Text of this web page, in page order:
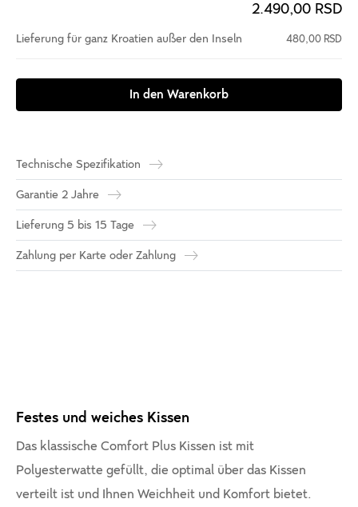
2.490,00 RSD
Lieferung für ganz Kroatien außer den Inseln 480,00 RSD
In den Warenkorb
Technische Spezifikation
Garantie 2 Jahre
Lieferung 5 bis 15 Tage
Zahlung per Karte oder Zahlung
Festes und weiches Kissen
Das klassische Comfort Plus Kissen ist mit
Polyesterwatte gefüllt, die optimal über das Kissen
verteilt ist und Ihnen Weichheit und Komfort bietet.